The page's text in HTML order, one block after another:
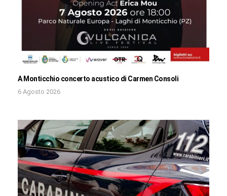
A Monticchio concerto acustico di Carmen Consoli
6 Agosto 2026